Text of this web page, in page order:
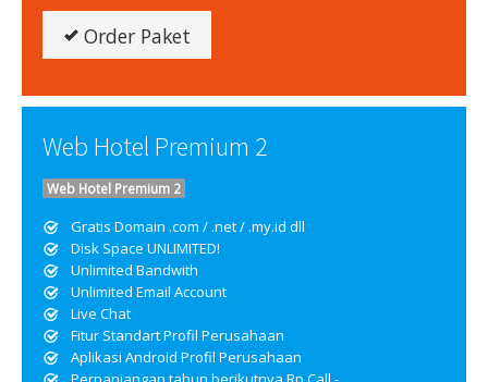
Order Paket
Web Hotel Premium 2
Web Hotel Premium 2
Gratis Domain .com / .net / .my.id dll
Disk Space UNLIMITED!
Unlimited Bandwith
Unlimited Email Account
Live Chat
Fitur Standart Profil Perusahaan
Aplikasi Android Profil Perusahaan